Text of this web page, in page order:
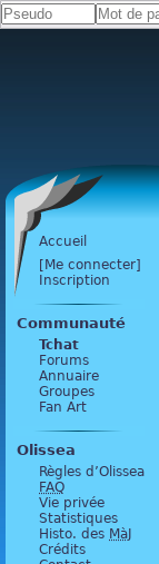
Accueil
[Me connecter]
Inscription
Communauté
Tchat
Forums
Annuaire
Groupes
Fan Art
Olissea
Règles d’Olissea
FAQ
Vie privée
Statistiques
Histo. des MàJ
Crédits